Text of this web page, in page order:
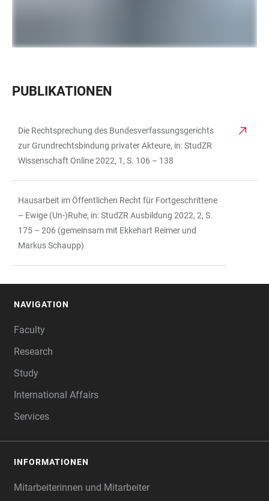
PUBLIKATIONEN
TABLE
Die Rechtsprechung des Bundesverfassungsgerichts
zur Grundrechtsbindung privater Akteure, in: StudZR
Wissenschaft Online 2022, 1, S. 106 – 138
Hausarbeit im Öffentlichen Recht für Fortgeschrittene
– Ewige (Un-)Ruhe, in: StudZR Ausbildung 2022, 2, S.
175 – 206 (gemeinsam mit Ekkehart Reimer und
Markus Schaupp)
NAVIGATION
Faculty
Research
Study
International Affairs
Services
INFORMATIONEN
Mitarbeiterinnen und Mitarbeiter